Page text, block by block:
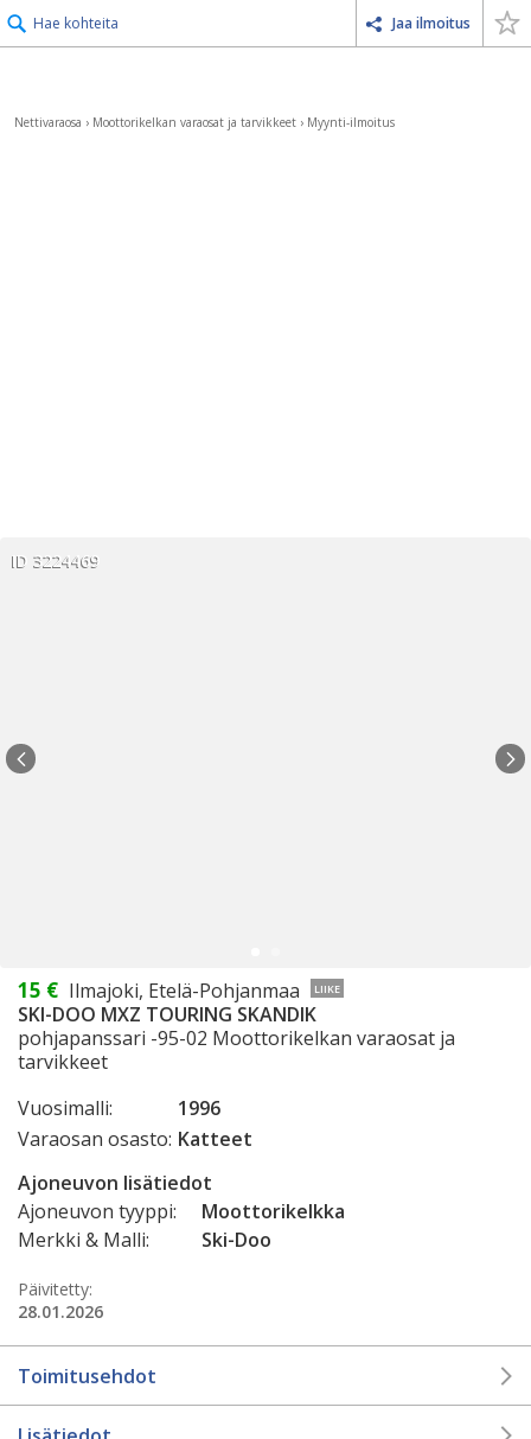
Hae kohteita Jaa ilmoitus
Nettivaraosa › Moottorikelkan varaosat ja tarvikkeet › Myynti-ilmoitus
ID 3224469
15 € Ilmajoki, Etelä-Pohjanmaa LIIKE
SKI-DOO MXZ TOURING SKANDIK
pohjapanssari -95-02 Moottorikelkan varaosat ja
tarvikkeet
Vuosimalli:
1996
Varaosan osasto: Katteet
Ajoneuvon lisätiedot
Ajoneuvon tyyppi:
Moottorikelkka
Merkki & Malli:
Ski-Doo
Päivitetty:
28.01.2026
Toimitusehdot